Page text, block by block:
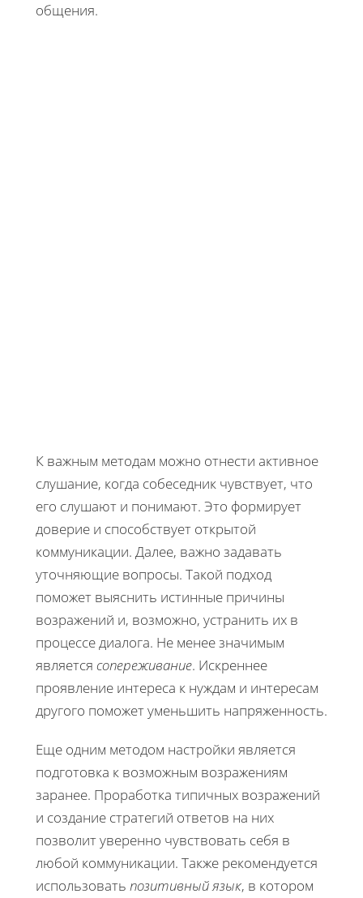
общения.
К важным методам можно отнести активное
слушание, когда собеседник чувствует, что
его слушают и понимают. Это формирует
доверие и способствует открытой
коммуникации. Далее, важно задавать
уточняющие вопросы. Такой подход
поможет выяснить истинные причины
возражений и, возможно, устранить их в
процессе диалога. Не менее значимым
является сопереживание. Искреннее
проявление интереса к нуждам и интересам
другого поможет уменьшить напряженность.
Еще одним методом настройки является
подготовка к возможным возражениям
заранее. Проработка типичных возражений
и создание стратегий ответов на них
позволит уверенно чувствовать себя в
любой коммуникации. Также рекомендуется
использовать позитивный язык, в котором